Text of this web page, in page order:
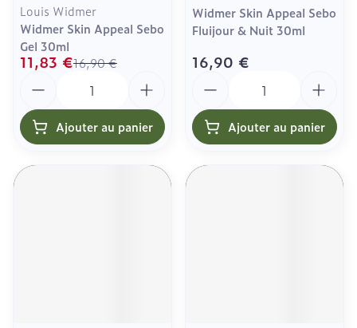
Louis Widmer
Widmer Skin Appeal Sebo
Gel 30ml
16,90 €
11,83 €
Ajouter au panier
Widmer Skin Appeal Sebo
Fluijour & Nuit 30ml
16,90 €
Ajouter au panier